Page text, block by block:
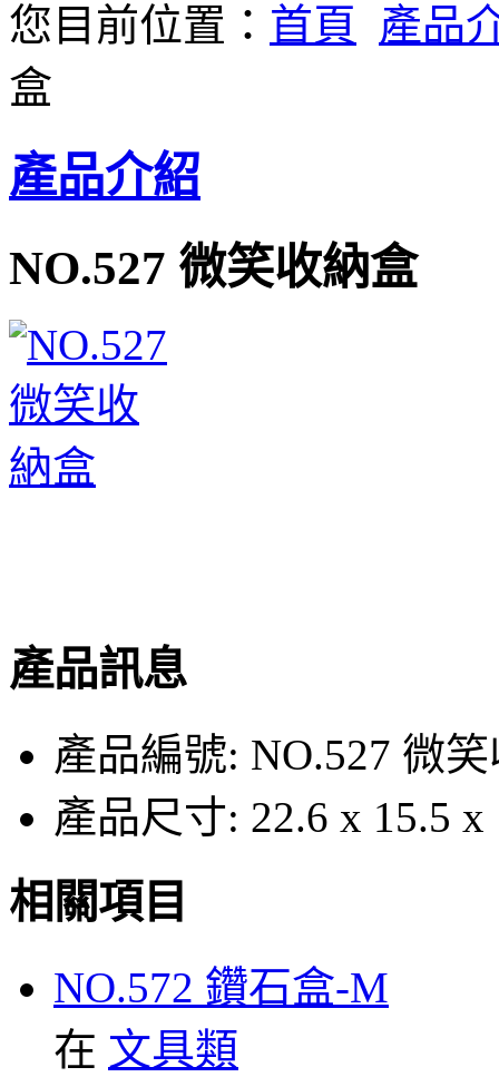
您目前位置： 首頁
產品
盒
產品介紹
NO.527 微笑收納盒
產品訊息
產品編號: NO.527 微
產品尺寸: 22.6 x 15.5
相關項目
NO.572 鑽石盒-M
在 文具類